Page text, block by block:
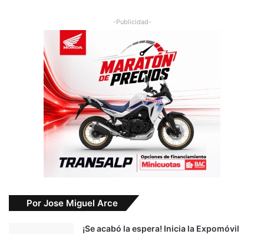
-Publicidad-
Por Jose Miguel Arce
¡Se acabó la espera! Inicia la Expomóvil